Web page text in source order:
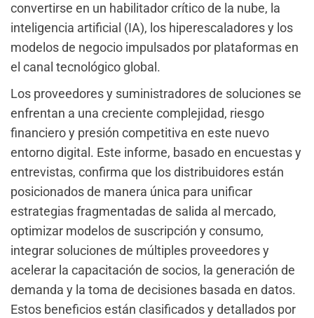
convertirse en un habilitador crítico de la nube, la
inteligencia artificial (IA), los hiperescaladores y los
modelos de negocio impulsados por plataformas en
el canal tecnológico global.
Los proveedores y suministradores de soluciones se
enfrentan a una creciente complejidad, riesgo
financiero y presión competitiva en este nuevo
entorno digital. Este informe, basado en encuestas y
entrevistas, confirma que los distribuidores están
posicionados de manera única para unificar
estrategias fragmentadas de salida al mercado,
optimizar modelos de suscripción y consumo,
integrar soluciones de múltiples proveedores y
acelerar la capacitación de socios, la generación de
demanda y la toma de decisiones basada en datos.
Estos beneficios están clasificados y detallados por